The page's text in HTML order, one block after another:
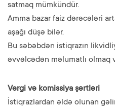
satmaq mümkündür.
Amma bazar faiz dərəcələri
aşağı düşə bilər.
Bu səbəbdən istiqrazın
əvvəlcədən məlumatlı olmaq
Vergi və komissiya şərtləri
İstiqrazlardan əldə olunan